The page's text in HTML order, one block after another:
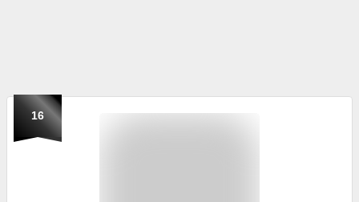
16